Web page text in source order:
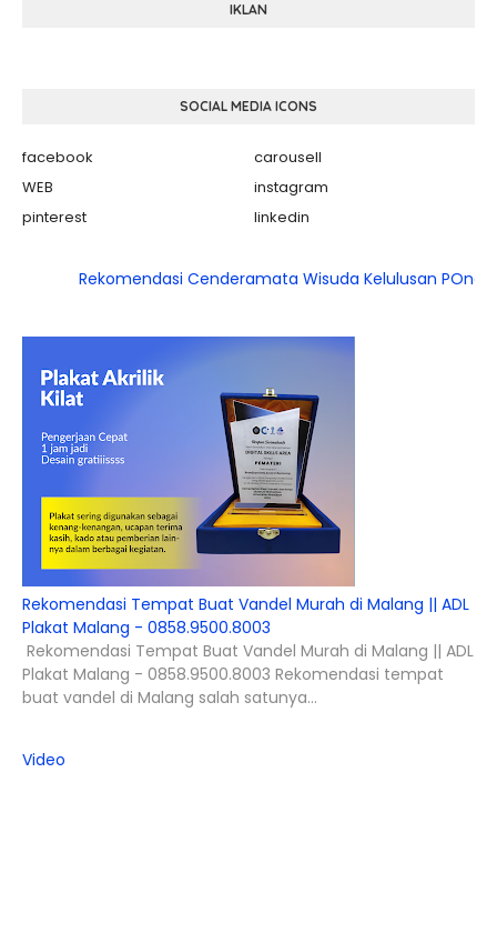
IKLAN
SOCIAL MEDIA ICONS
facebook
carousell
WEB
instagram
pinterest
linkedin
Rekomendasi Cenderamata Wisuda Kelulusan POndok,
Rekomendasi Tempat Buat Vandel Murah di Malang || ADL
Plakat Malang - 0858.9500.8003
Rekomendasi Tempat Buat Vandel Murah di Malang || ADL
Plakat Malang - 0858.9500.8003 Rekomendasi tempat
buat vandel di Malang salah satunya...
Video